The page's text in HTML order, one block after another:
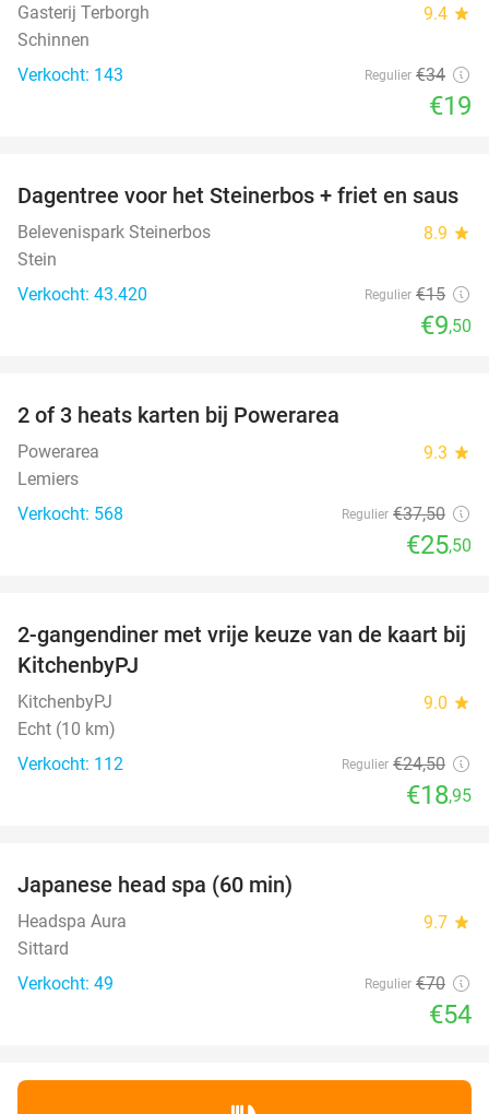
Gasterij Terborgh 9.4 star
Schinnen
Verkocht: 143
Regulier €34
€19
37%
Dagentree voor het Steinerbos + friet en saus
Belevenispark Steinerbos 8.9 star
Stein
Verkocht: 43.420
Regulier €15
€9,50
2 of 3 heats karten bij Powerarea
Powerarea 9.3 star
Lemiers
Verkocht: 568
Regulier €37,50
€25,50
23%
2-gangendiner met vrije keuze van de kaart bij
KitchenbyPJ
KitchenbyPJ 9.0 star
Echt (10 km)
Verkocht: 112
Regulier €24,50
€18,95
Japanese head spa (60 min)
Headspa Aura 9.7 star
Sittard
Verkocht: 49
Regulier €70
€54